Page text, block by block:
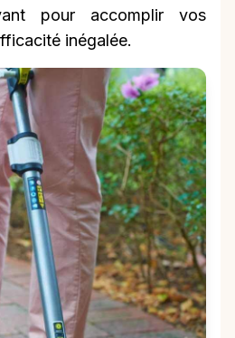
pour accomplir vos
inégalée.